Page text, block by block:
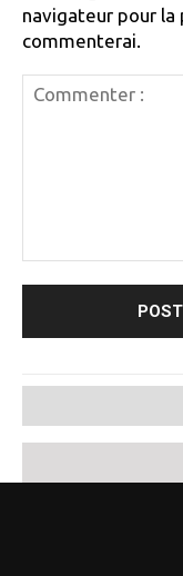
navigateur pour la
commenterai.